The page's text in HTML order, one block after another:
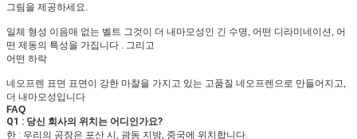
그림을 제공하세요.
일체 형성 이음매 없는 벨트 그것이 더 내마모성인 긴 수명, 어떤 디라미네이션, 어
떤 제동의 특성을 가집니다 . 그리고
어떤 하락
네오프렌 표면 표면이 강한 마찰을 가지고 있는 고품질 네오프렌으로 만들어지고,
더 내마모성입니다
FAQ
Q1 : 당신 회사의 위치는 어디인가요?
한 : 우리의 공장은 포산 시, 광동 지방, 중국에 위치합니다.